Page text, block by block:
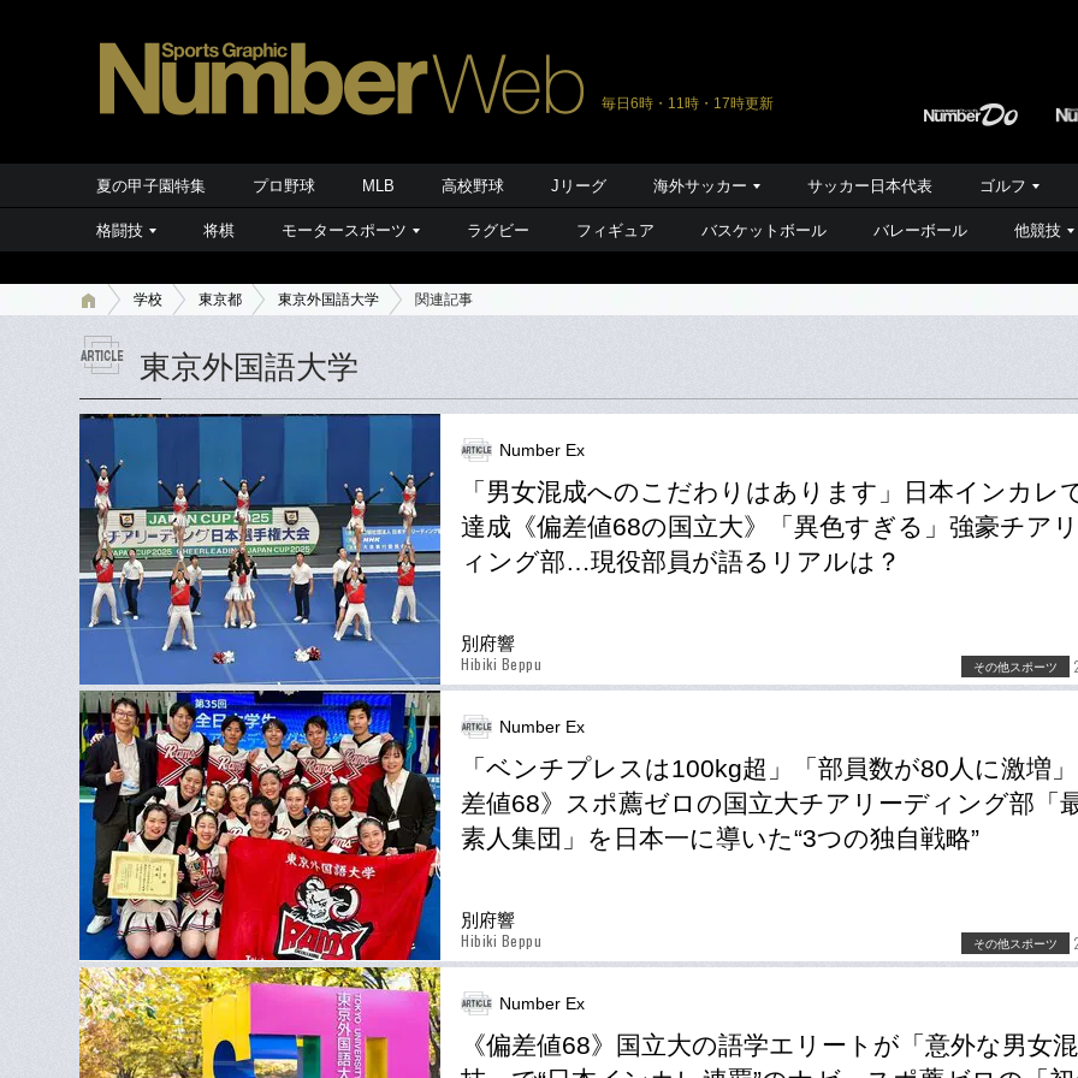
毎日6時・11時・17時更新
夏の甲子園特集 プロ野球 MLB 高校野球 Jリーグ 海外サッカー サッカー日本代表 ゴルフ
格闘技 将棋 モータースポーツ ラグビー フィギュア バスケットボール バレーボール 他競技
学校 東京都 東京外国語大学 関連記事
東京外国語大学
Number Ex
「男女混成へのこだわりはあります」日本インカレ
達成《偏差値68の国立大》「異色すぎる」強豪チア
ィング部…現役部員が語るリアルは？
別府響
Hibiki Beppu その他スポーツ
Number Ex
「ベンチプレスは100kg超」「部員数が80人に激増
差値68》スポ薦ゼロの国立大チアリーディング部「
素人集団」を日本一に導いた“3つの独自戦略”
別府響
Hibiki Beppu その他スポーツ
Number Ex
《偏差値68》国立大の語学エリートが「意外な男女